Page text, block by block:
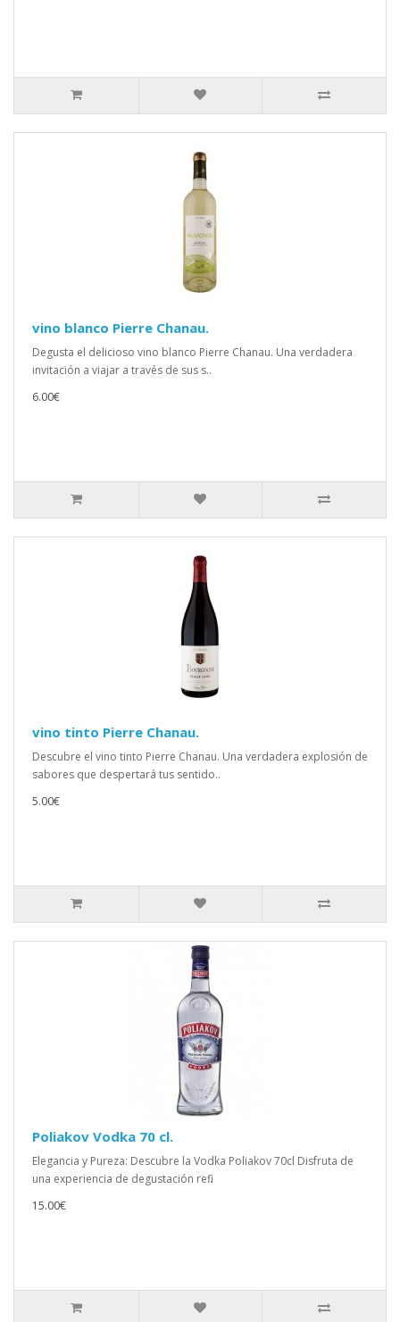
vino blanco Pierre Chanau.
Degusta el delicioso vino blanco Pierre Chanau. Una verdadera
invitación a viajar a través de sus s..
6.00€
vino tinto Pierre Chanau.
Descubre el vino tinto Pierre Chanau. Una verdadera explosión de
sabores que despertará tus sentido..
5.00€
Poliakov Vodka 70 cl.
Elegancia y Pureza: Descubre la Vodka Poliakov 70cl Disfruta de
una experiencia de degustación refi..
15.00€